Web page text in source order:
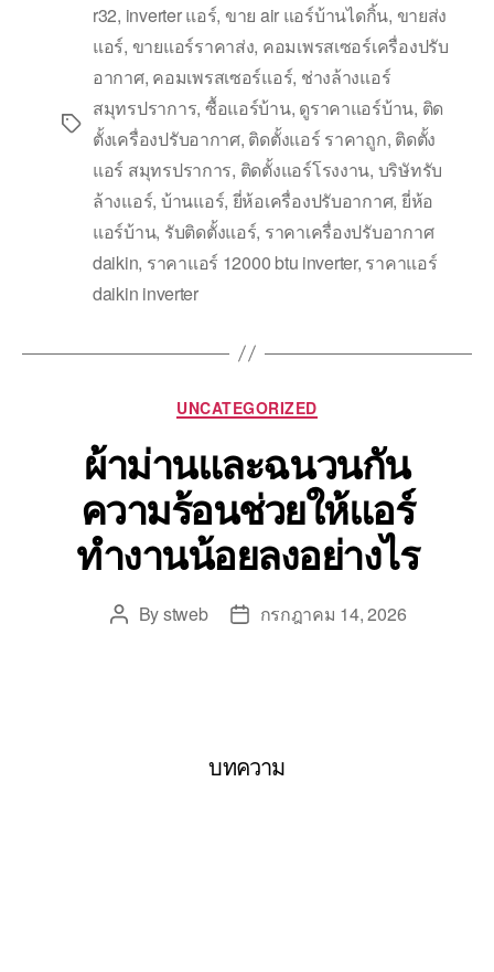
r32, inverter แอร์, ขาย air แอร์บ้านไดกิ้น, ขายส่ง
แอร์, ขายแอร์ราคาส่ง, คอมเพรสเซอร์เครื่องปรับ
อากาศ, คอมเพรสเซอร์แอร์, ช่างล้างแอร์
สมุทรปราการ, ซื้อแอร์บ้าน, ดูราคาแอร์บ้าน, ติด
ตั้งเครื่องปรับอากาศ, ติดตั้งแอร์ ราคาถูก, ติดตั้ง
แอร์ สมุทรปราการ, ติดตั้งแอร์โรงงาน, บริษัทรับ
ล้างแอร์, บ้านแอร์, ยี่ห้อเครื่องปรับอากาศ, ยี่ห้อ
แอร์บ้าน, รับติดตั้งแอร์, ราคาเครื่องปรับอากาศ
daikin, ราคาแอร์ 12000 btu inverter, ราคาแอร์
daikin inverter
UNCATEGORIZED
ผ้าม่านและฉนวนกัน
ความร้อนช่วยให้แอร์
ทำงานน้อยลงอย่างไร
Bystweb กรกฎาคม 14, 2026
บทความ